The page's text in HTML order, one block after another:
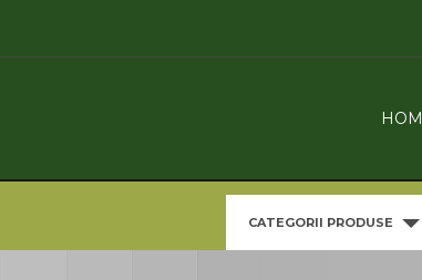
CATEGORII PRODUSE